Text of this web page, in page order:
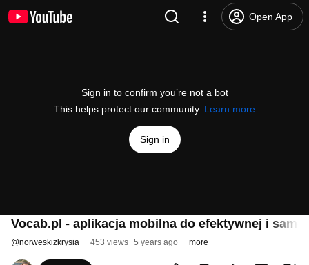
Open App
Sign in to confirm you’re not a bot
This helps protect our community. Learn more
Sign in
Vocab.pl - aplikacja mobilna do efektywnej i
@norweskizkrysia 453 views 5 years ago more